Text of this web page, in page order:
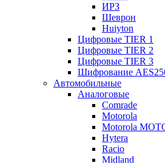
ИРЗ
Шеврон
Huiyton
Цифровые TIER 1
Цифровые TIER 2
Цифровые TIER 3
Шифрование
Автомобильные
Аналоговые
Comrade
Motorola
Motorola
Hytera
Racio
Midland